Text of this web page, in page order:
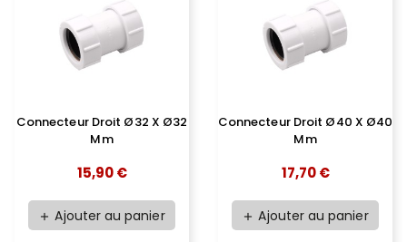
Connecteur Droit Ø32 X Ø32
Mm
15,90 €
add Ajouter au panier
Connecteur Droit Ø40 X Ø40
Mm
17,70 €
add Ajouter au panier